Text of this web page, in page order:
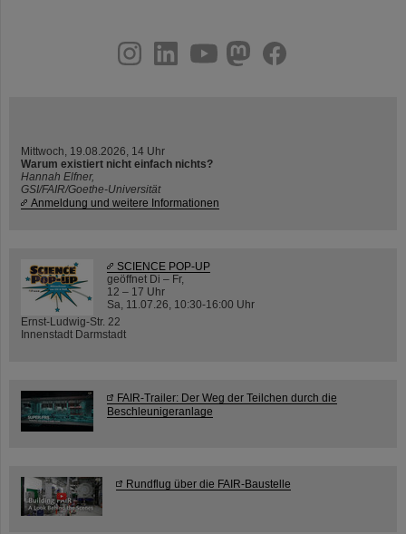
youtube
helmholtz.social
facebook
Mittwoch, 19.08.2026, 14 Uhr
Warum existiert nicht einfach nichts?
Hannah Elfner,
GSI/FAIR/Goethe-Universität
Anmeldung und weitere Informationen
SCIENCE POP-UP
geöffnet Di – Fr,
12 – 17 Uhr
Sa, 11.07.26, 10:30-16:00 Uhr
Ernst-Ludwig-Str. 22
Innenstadt Darmstadt
FAIR-Trailer: Der Weg der Teilchen durch die
Beschleunigeranlage
Rundflug über die FAIR-Baustelle